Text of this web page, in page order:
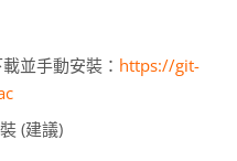
並手動安裝： https://git-
(建議)